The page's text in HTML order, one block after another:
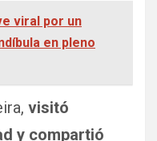
viral por un
en pleno
visitó
y compartió